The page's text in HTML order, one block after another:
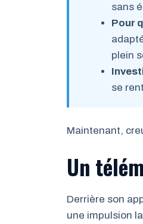
sans
Pour
plein
se
Maintenant,
Un
Derrière son
une impulsion